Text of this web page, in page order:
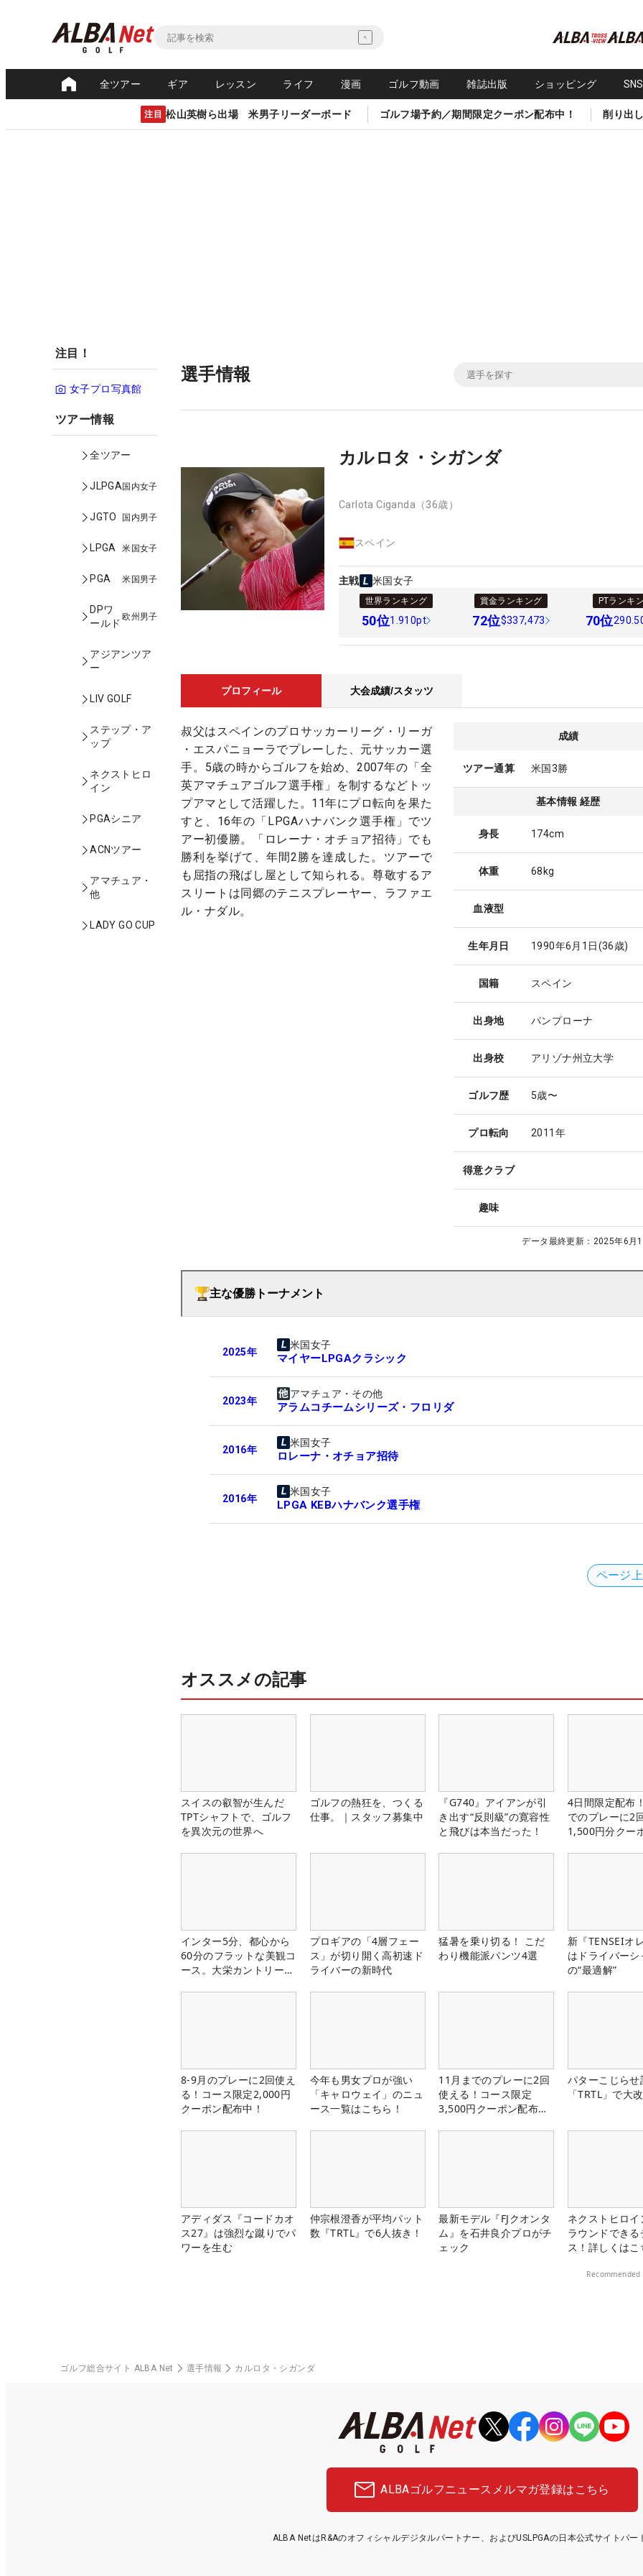
全ツアー ギア レッスン ライフ 漫画 ゴルフ動画 雑誌出版 ショッピング
注目 松山英樹ら出場 米男子リーダーボード ゴルフ場予約／期間限定クーポン配布中！ 削り出
注目！
女子プロ写真館
ツアー情報
全ツアー
JLPGA国内女子
JGTO 国内男子
LPGA 米国女子
PGA 米国男子
DPワ
ールド
欧州男子
アジアンツア
ー
LIV GOLF
ステップ・ア
ップ
ネクストヒロ
イン
PGAシニア
ACNツアー
アマチュア・
他
LADY GO CUP
選手情報
カルロタ・シガンダ
Carlota Ciganda （36歳）
スペイン
主戦 米国女子
世界ランキング
50位1.910pt
賞金ランキング
72位$337,473
PTランキ
70位
プロフィール 大会成績/スタッツ
成績
ツアー通算 米国3勝
基本情報 経歴
身長 174cm
体重 68kg
血液型
生年月日 1990年6月1日(36歳)
国籍 スペイン
出身地 パンプローナ
出身校 アリゾナ州立大学
ゴルフ歴 5歳〜
プロ転向 2011年
得意クラブ
趣味
データ最終更新： 2025年6月
叔父はスペインのプロサッカーリーグ・リーガ
・エスパニョーラでプレーした、元サッカー選
手。5歳の時からゴルフを始め、2007年の「全
英アマチュアゴルフ選手権」を制するなどトッ
プアマとして活躍した。11年にプロ転向を果た
すと、16年の「LPGAハナバンク選手権」でツ
アー初優勝。「ロレーナ・オチョア招待」でも
勝利を挙げて、年間2勝を達成した。ツアーで
も屈指の飛ばし屋として知られる。尊敬するア
スリートは同郷のテニスプレーヤー、ラファエ
ル・ナダル。
主な優勝トーナメント
2025年
米国女子
マイヤーLPGAクラシック
2023年
アマチュア・その他
アラムコチームシリーズ・フロリダ
2016年
米国女子
ロレーナ・オチョア招待
2016年
米国女子
LPGA KEBハナバンク選手権
ページ
オススメの記事
スイスの叡智が生んだ
TPTシャフトで、ゴルフ
を異次元の世界へ
ゴルフの熱狂を、つくる
仕事。｜スタッフ募集中
『G740』アイアンが引
き出す“反則級”の寛容性
と飛びは本当だった！
4日間限定配布
でのプレーに2
1,500円分クー
インター5分、都心から
60分のフラットな美観コ
ース。大栄カントリー俱
プロギアの「4層フェー
ス」が切り開く高初速ド
ライバーの新時代
猛暑を乗り切る！ こだ
わり機能派パンツ4選
新『TENSEIオ
はドライバーシ
の“最適解”
8-9月のプレーに2回使え
る！コース限定2,000円
クーポン配布中！
今年も男女プロが強い
「キャロウェイ」のニュ
ース一覧はこちら！
11月までのプレーに2回
使える！コース限定
3,500円クーポン配布
パターこじらせ
「TRTL」で大
アディダス『コードカオ
ス27』は強烈な蹴りでパ
ワーを生む
仲宗根澄香が平均パット
数『TRTL』で6人抜き！
最新モデル『FJクオンタ
ム』を石井良介プロがチ
ェック
ネクストヒロ
ラウンドできる
ス！詳しくは
Recommended
ゴルフ総合サイト ALBA Net 選手情報 カルロタ・シガンダ
ALBAゴルフニュース メルマガ登録はこちら
ALBA NetはR&Aのオフィシャルデジタルパートナー、およびUSLPGAの日本公式サイトパー